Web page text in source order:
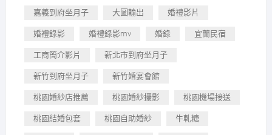
嘉義到府坐月子 大圖輸出 婚禮影片
婚禮錄影 婚禮錄影mv 婚錄 宜蘭民宿
工商簡介影片 新北市到府坐月子
新竹到府坐月子 新竹婚宴會館
桃園婚紗店推薦 桃園婚紗攝影 桃園機場接送
桃園結婚包套 桃園自助婚紗 牛軋糖